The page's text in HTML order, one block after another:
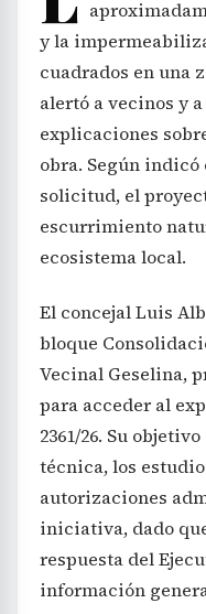
cuadrados en una
alertó a vecinos y
explicaciones
obra. Según indicó
solicitud, el
escurrimiento
ecosistema local.
El concejal Luis
Vecinal Geselina,
para acceder al
2361/26. Su
técnica, los
autorizaciones
iniciativa, dado
respuesta del
información
sobre el
ambientales